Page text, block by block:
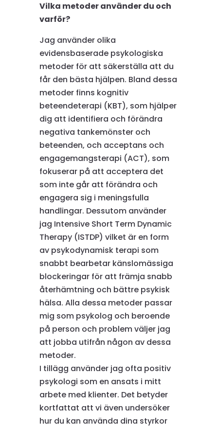
Vilka metoder använder du och
varför?
Jag använder olika
evidensbaserade psykologiska
metoder för att säkerställa att du
får den bästa hjälpen. Bland dessa
metoder finns kognitiv
beteendeterapi (KBT), som hjälper
dig att identifiera och förändra
negativa tankemönster och
beteenden, och acceptans och
engagemangsterapi (ACT), som
fokuserar på att acceptera det
som inte går att förändra och
engagera sig i meningsfulla
handlingar. Dessutom använder
jag Intensive Short Term Dynamic
Therapy (ISTDP) vilket är en form
av psykodynamisk terapi som
snabbt bearbetar känslomässiga
blockeringar för att främja snabb
återhämtning och bättre psykisk
hälsa. Alla dessa metoder passar
mig som psykolog och beroende
på person och problem väljer jag
att jobba utifrån någon av dessa
metoder.
I tillägg använder jag ofta positiv
psykologi som en ansats i mitt
arbete med klienter. Det betyder
kortfattat att vi även undersöker
hur du kan använda dina styrkor